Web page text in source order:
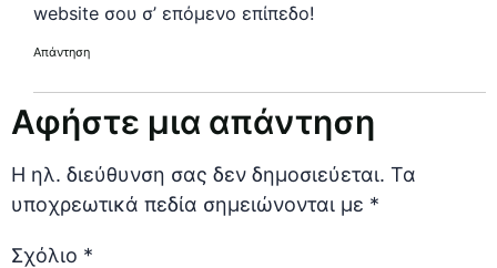
website σου σ’ επόμενο επίπεδο!
Απάντηση
Αφήστε μια απάντηση
Η ηλ. διεύθυνση σας δεν δημοσιεύεται. Τα
υποχρεωτικά πεδία σημειώνονται με *
Σχόλιο *